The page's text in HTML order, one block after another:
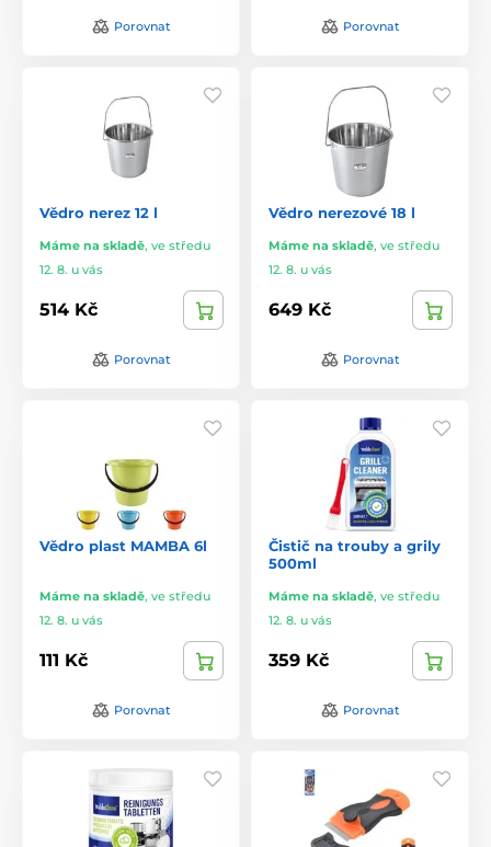
Porovnat Porovnat
Vědro nerez 12 l
Máme na skladě, ve středu
12. 8. u vás
514 Kč
Porovnat
Vědro nerezové 18 l
Máme na skladě, ve středu
12. 8. u vás
649 Kč
Porovnat
Vědro plast MAMBA 6l
Máme na skladě, ve středu
12. 8. u vás
111 Kč
Porovnat
Čistič na trouby a grily
500ml
Máme na skladě, ve středu
12. 8. u vás
359 Kč
Porovnat